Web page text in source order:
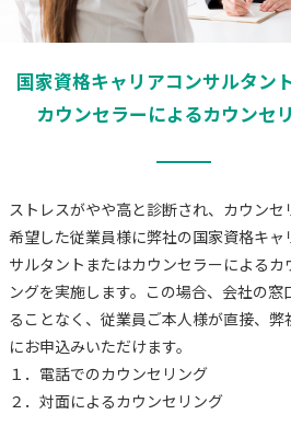
国家資格キャリアコンサルタン
カウンセラーによるカウンセ
ストレスがやや高と診断され、カウンセ
希望した従業員様に弊社の国家資格キャ
サルタントまたはカウンセラーによるカ
ングを実施します。この場合、会社の窓
ることなく、従業員ご本人様が直接、弊
にお申込みいただけます。
１．電話でのカウンセリング
２．対面によるカウンセリング